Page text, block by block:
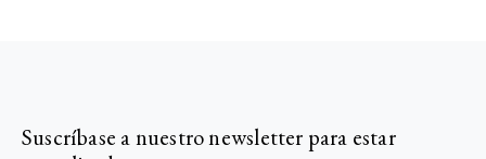
Suscríbase a nuestro newsletter para estar